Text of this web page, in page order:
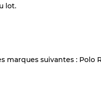
incluent un niveau de
avant l'achat.
d'erreur allant jusqu'à
la vente en gros
lot.
marques suivantes : Polo